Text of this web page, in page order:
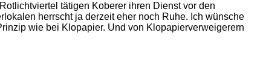
tätigen Koberer ihren Dienst vor den
herrscht ja derzeit eher noch Ruhe. Ich wünsche
wie bei Klopapier. Und von Klopapierverweigerern